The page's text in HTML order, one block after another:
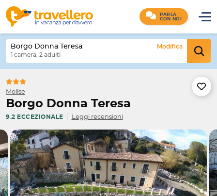
PARLA
CON NOI
Borgo Donna Teresa
Modifica
1 camera, 2 adulti
Molise
Borgo Donna Teresa
9.2 ECCEZIONALE Leggi recensioni